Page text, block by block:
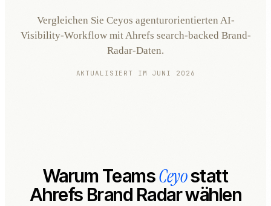
Vergleichen Sie Ceyos agenturorientierten AI-
Visibility-Workflow mit Ahrefs search-backed Brand-
Radar-Daten.
AKTUALISIERT IM JUNI 2026
Warum TeamsCeyostatt
Ahrefs Brand Radar wählen